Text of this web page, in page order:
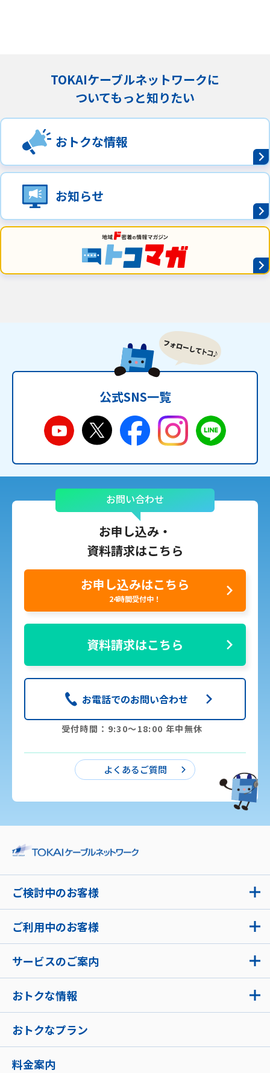
TOKAIケーブルネットワークに
ついてもっと知りたい
おトクな情報
お知らせ
公式SNS一覧
お問い合わせ
お申し込み・
資料請求はこちら
お申し込みはこちら
24時間受付中！
資料請求はこちら
お電話でのお問い合わせ
受付時間：9:30〜18:00 年中無休
よくあるご質問
ご検討中のお客様
ご利用中のお客様
サービスのご案内
おトクな情報
おトクなプラン
料金案内